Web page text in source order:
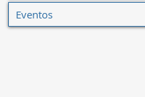
Eventos